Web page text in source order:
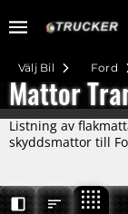
Ford
Välj Bil
Mattor
Listning av
skyddsmattor till